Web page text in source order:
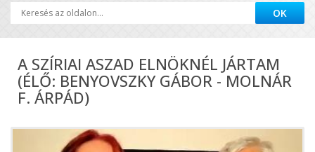
A SZÍRIAI ASZAD ELNÖKNÉL JÁRTAM
(ÉLŐ: BENYOVSZKY GÁBOR - MOLNÁR
F. ÁRPÁD)